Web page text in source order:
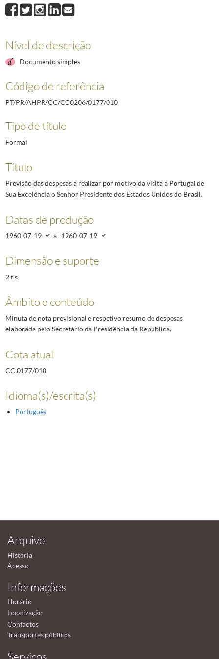
010 Previsão das despesas a realizar por motivo da visita a Portugal de
011 Visita ao Algarve de Suas Excelência os Presidentes do Brasil e de
Nível de descrição
Documento simples
Código de referência
PT/PR/AHPR/CC/CC0206/0177/010
Tipo de título
Formal
Título
Previsão das despesas a realizar por motivo da visita a Portugal de
Sua Excelência o Senhor Presidente dos Estados Unidos do Brasil.
Datas de produção
1960-07-19 a 1960-07-19
Dimensão e suporte
2 fls.
Âmbito e conteúdo
Minuta de nota previsional e respetivo resumo de despesas
elaborada pelo Secretário da Presidência da República.
Cota atual
CC.0177/010
Idioma(s)/escrita(s)
Português
Arquivo
História
Acesso
Informações
Horário
Localização
Contactos
Transportes públicos
Serviços